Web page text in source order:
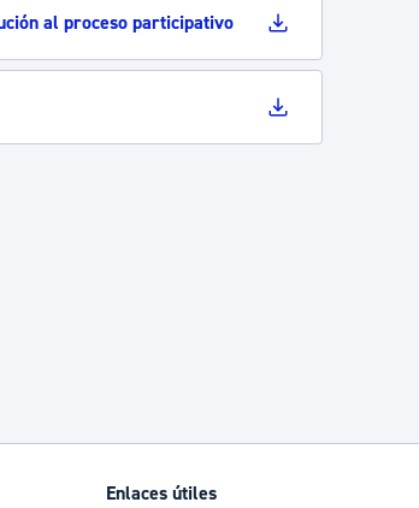
al proceso participativo
Enlaces útiles